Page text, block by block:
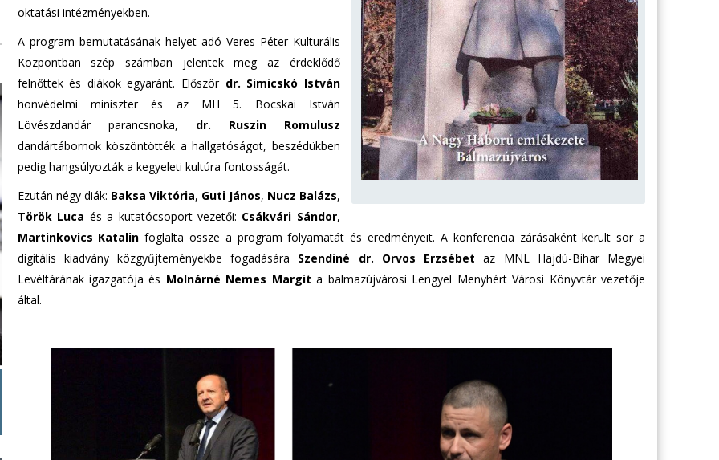
oktatási intézményekben.
A program bemutatásának helyet adó Veres Péter Kulturális
Központban szép számban jelentek meg az érdeklődő
felnőttek és diákok egyaránt. Először dr. Simicskó István
honvédelmi miniszter és az MH 5. Bocskai István
Lövészdandár parancsnoka, dr. Ruszin Romulusz
dandártábornok köszöntötték a hallgatóságot, beszédükben
pedig hangsúlyozták a kegyeleti kultúra fontosságát.
Ezután négy diák: Baksa Viktória, Guti János, Nucz Balázs,
Török Luca és a kutatócsoport vezetői: Csákvári Sándor,
Martinkovics Katalin foglalta össze a program folyamatát és eredményeit. A konferencia zárásaként került sor a
digitális kiadvány közgyűjteményekbe fogadására Szendiné dr. Orvos Erzsébet az MNL Hajdú-Bihar Megyei
Levéltárának igazgatója és Molnárné Nemes Margit a balmazújvárosi Lengyel Menyhért Városi Könyvtár vezetője
által.